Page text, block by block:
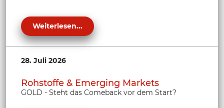
Weiterlesen...
28. Juli 2026
Rohstoffe & Emerging Markets
GOLD - Steht das Comeback vor dem Start?